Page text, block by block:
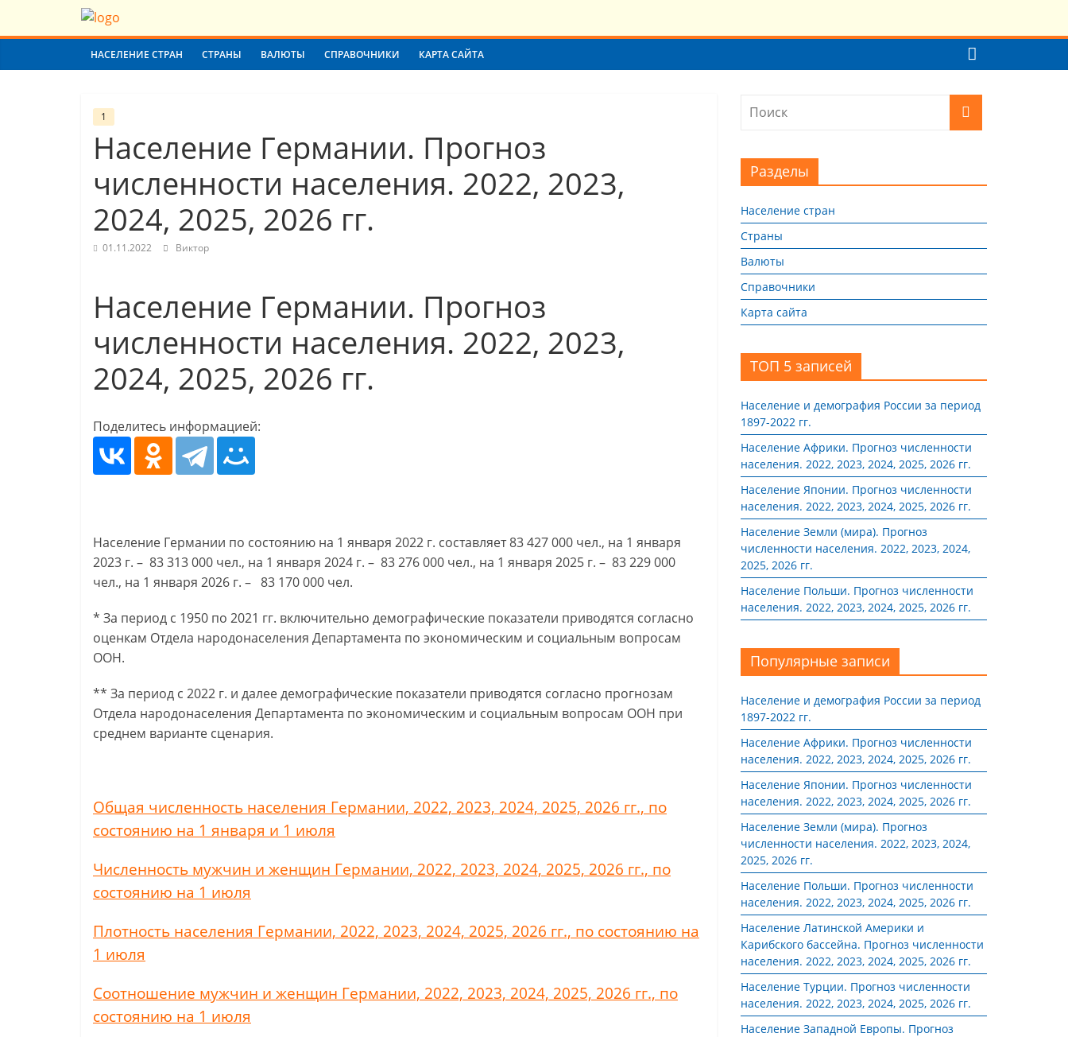
Население
Земли
(мира)
Население
Земли
(мира)
НАСЕЛЕНИЕ СТРАН СТРАНЫ ВАЛЮТЫ СПРАВОЧНИКИ КАРТА САЙТА
1
Население Германии. Прогноз
численности населения. 2022, 2023,
2024, 2025, 2026 гг.
01.11.2022 Виктор
Население Германии. Прогноз
численности населения. 2022, 2023,
2024, 2025, 2026 гг.
Поделитесь информацией:
Население Германии по состоянию на 1 января 2022 г. составляет 83 427 000 чел., на 1 января
2023 г. – 83 313 000 чел., на 1 января 2024 г. – 83 276 000 чел., на 1 января 2025 г. – 83 229 000
чел., на 1 января 2026 г. – 83 170 000 чел.
* За период с 1950 по 2021 гг. включительно демографические показатели приводятся согласно
оценкам Отдела народонаселения Департамента по экономическим и социальным вопросам
ООН.
** За период с 2022 г. и далее демографические показатели приводятся согласно прогнозам
Отдела народонаселения Департамента по экономическим и социальным вопросам ООН при
среднем варианте сценария.
Общая численность населения Германии, 2022, 2023, 2024, 2025, 2026 гг., по
состоянию на 1 января и 1 июля
Численность мужчин и женщин Германии, 2022, 2023, 2024, 2025, 2026 гг., по
состоянию на 1 июля
Плотность населения Германии, 2022, 2023, 2024, 2025, 2026 гг., по состоянию на
1 июля
Соотношение мужчин и женщин Германии, 2022, 2023, 2024, 2025, 2026 гг., по
состоянию на 1 июля
Разделы
Население стран
Страны
Валюты
Справочники
Карта сайта
ТОП 5 записей
Население и демография России за период
1897-2022 гг.
Население Африки. Прогноз численности
населения. 2022, 2023, 2024, 2025, 2026 гг.
Население Японии. Прогноз численности
населения. 2022, 2023, 2024, 2025, 2026 гг.
Население Земли (мира). Прогноз
численности населения. 2022, 2023, 2024,
2025, 2026 гг.
Население Польши. Прогноз численности
населения. 2022, 2023, 2024, 2025, 2026 гг.
Популярные записи
Население и демография России за период
1897-2022 гг.
Население Африки. Прогноз численности
населения. 2022, 2023, 2024, 2025, 2026 гг.
Население Японии. Прогноз численности
населения. 2022, 2023, 2024, 2025, 2026 гг.
Население Земли (мира). Прогноз
численности населения. 2022, 2023, 2024,
2025, 2026 гг.
Население Польши. Прогноз численности
населения. 2022, 2023, 2024, 2025, 2026 гг.
Население Латинской Америки и
Карибского бассейна. Прогноз численности
населения. 2022, 2023, 2024, 2025, 2026 гг.
Население Турции. Прогноз численности
населения. 2022, 2023, 2024, 2025, 2026 гг.
Население Западной Европы. Прогноз